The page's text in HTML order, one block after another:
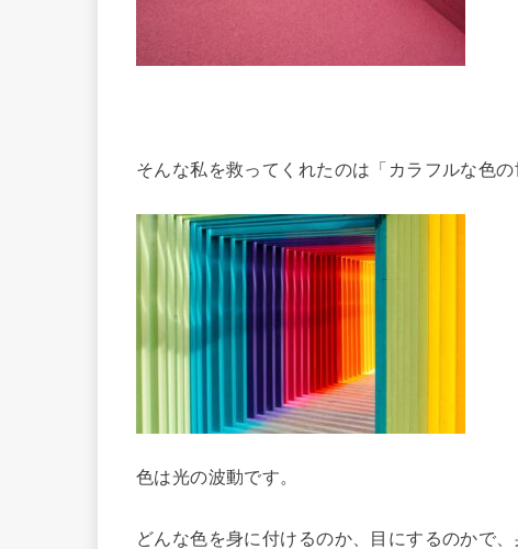
そんな私を救ってくれたのは「カラフルな色の
色は光の波動です。
どんな色を身に付けるのか、目にするのかで